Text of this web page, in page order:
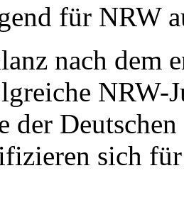
für NRW
nach dem
NRW-
der
sich